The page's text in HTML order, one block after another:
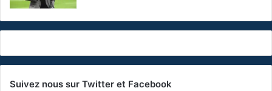
Suivez nous sur Twitter et Facebook